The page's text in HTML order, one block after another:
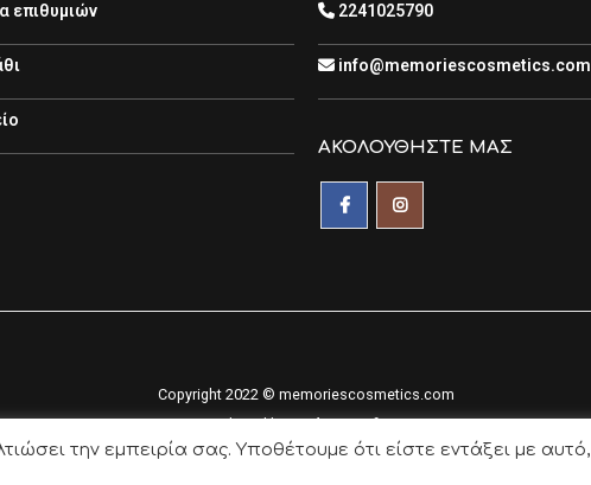
επιθυμιών 2241025790
info@memoriescosmetics.com
ΑΚΟΛΟΥΘΉΣΤΕ ΜΑΣ
Copyright 2022 © memoriescosmetics.com
Developed byCodnext Software
την εμπειρία σας. Υποθέτουμε ότι είστε εντάξει με αυτό,